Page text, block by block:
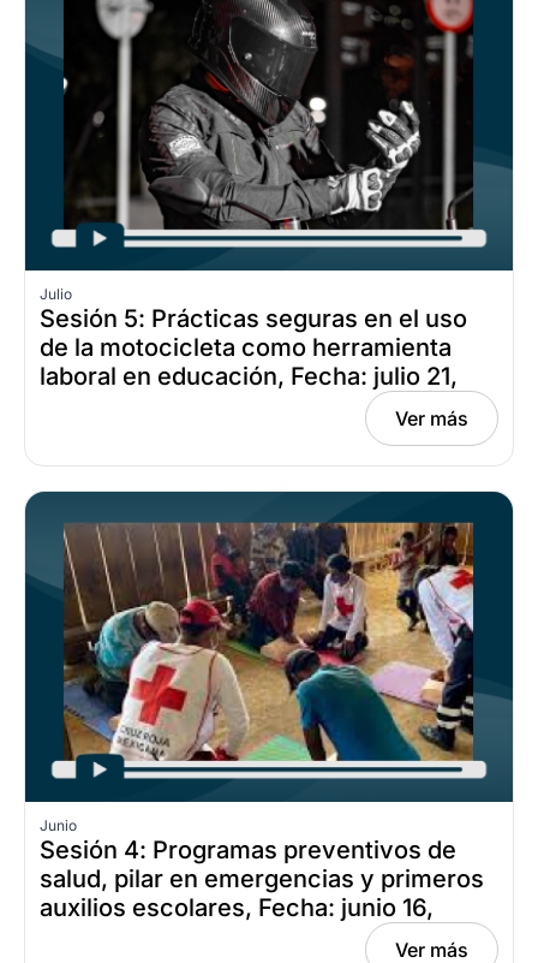
Julio
Sesión 5: Prácticas seguras en el uso
de la motocicleta como herramienta
laboral en educación, Fecha: julio 21,
Ver más
Junio
Sesión 4: Programas preventivos de
salud, pilar en emergencias y primeros
auxilios escolares, Fecha: junio 16,
Ver más